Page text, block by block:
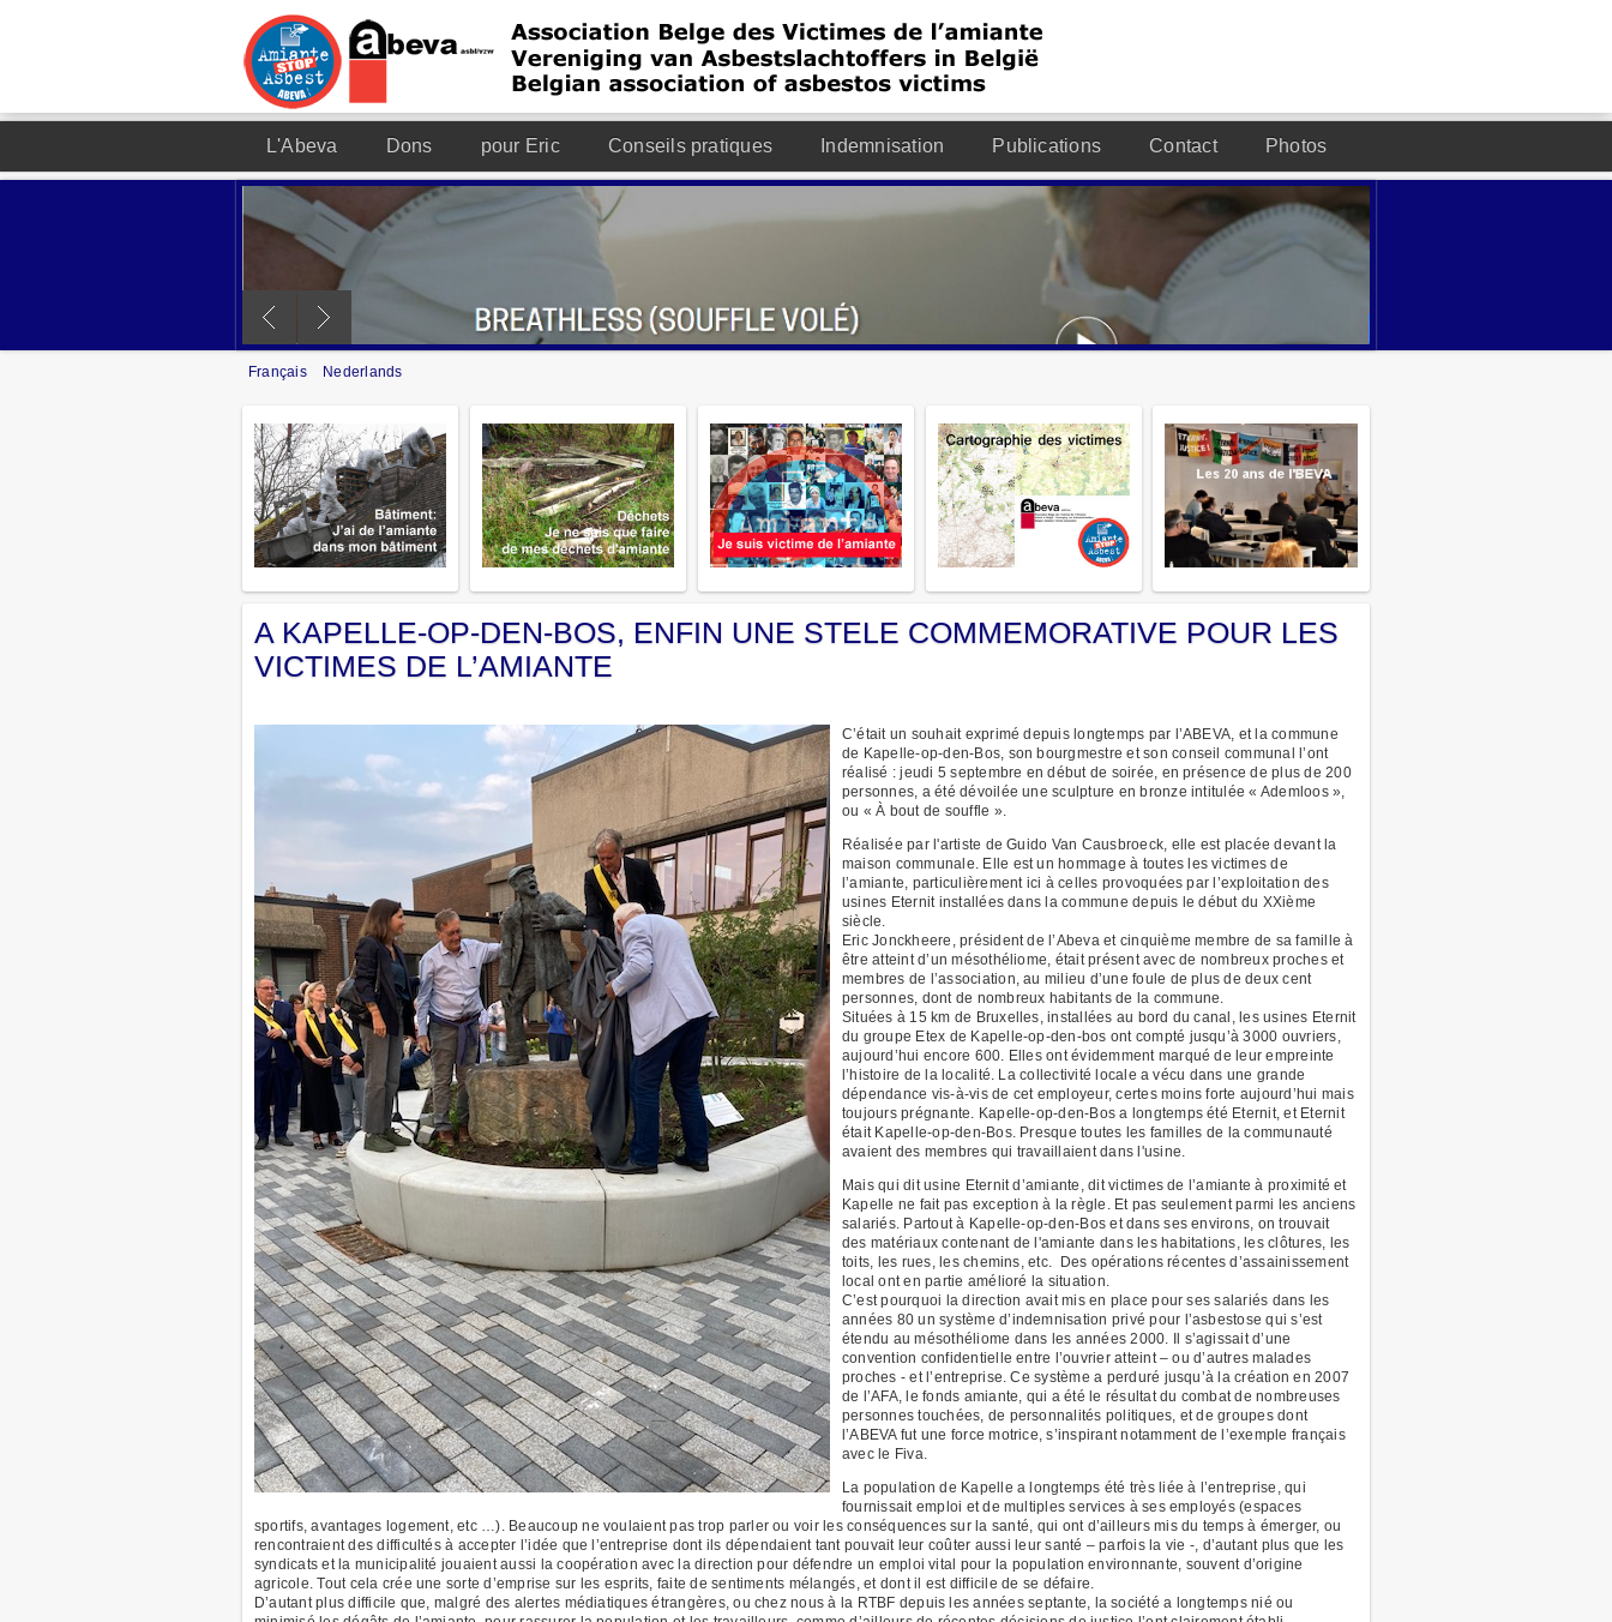
L'Abeva Dons pour Eric Conseils pratiques Indemnisation Publications Contact Photos
Français Nederlands
A KAPELLE-OP-DEN-BOS, ENFIN UNE STELE COMMEMORATIVE POUR LES
VICTIMES DE L’AMIANTE
C’était un souhait exprimé depuis longtemps par l’ABEVA, et la commune
de Kapelle-op-den-Bos, son bourgmestre et son conseil communal l’ont
réalisé : jeudi 5 septembre en début de soirée, en présence de plus de 200
personnes, a été dévoilée une sculpture en bronze intitulée « Ademloos »,
ou « À bout de souffle ».
Réalisée par l'artiste de Guido Van Causbroeck, elle est placée devant la
maison communale. Elle est un hommage à toutes les victimes de
l’amiante, particulièrement ici à celles provoquées par l’exploitation des
usines Eternit installées dans la commune depuis le début du XXième
siècle.
Eric Jonckheere, président de l’Abeva et cinquième membre de sa famille à
être atteint d’un mésothéliome, était présent avec de nombreux proches et
membres de l’association, au milieu d’une foule de plus de deux cent
personnes, dont de nombreux habitants de la commune.
Situées à 15 km de Bruxelles, installées au bord du canal, les usines Eternit
du groupe Etex de Kapelle-op-den-bos ont compté jusqu’à 3000 ouvriers,
aujourd’hui encore 600. Elles ont évidemment marqué de leur empreinte
l’histoire de la localité. La collectivité locale a vécu dans une grande
dépendance vis-à-vis de cet employeur, certes moins forte aujourd’hui mais
toujours prégnante. Kapelle-op-den-Bos a longtemps été Eternit, et Eternit
était Kapelle-op-den-Bos. Presque toutes les familles de la communauté
avaient des membres qui travaillaient dans l'usine.
Mais qui dit usine Eternit d’amiante, dit victimes de l’amiante à proximité et
Kapelle ne fait pas exception à la règle. Et pas seulement parmi les anciens
salariés. Partout à Kapelle-op-den-Bos et dans ses environs, on trouvait
des matériaux contenant de l'amiante dans les habitations, les clôtures, les
toits, les rues, les chemins, etc. Des opérations récentes d’assainissement
local ont en partie amélioré la situation.
C’est pourquoi la direction avait mis en place pour ses salariés dans les
années 80 un système d’indemnisation privé pour l’asbestose qui s’est
étendu au mésothéliome dans les années 2000. Il s’agissait d’une
convention confidentielle entre l’ouvrier atteint – ou d’autres malades
proches - et l’entreprise. Ce système a perduré jusqu’à la création en 2007
de l’AFA, le fonds amiante, qui a été le résultat du combat de nombreuses
personnes touchées, de personnalités politiques, et de groupes dont
l’ABEVA fut une force motrice, s’inspirant notamment de l’exemple français
avec le Fiva.
La population de Kapelle a longtemps été très liée à l’entreprise, qui
fournissait emploi et de multiples services à ses employés (espaces
sportifs, avantages logement, etc …). Beaucoup ne voulaient pas trop parler ou voir les conséquences sur la santé, qui ont d’ailleurs mis du temps à émerger, ou
rencontraient des difficultés à accepter l’idée que l’entreprise dont ils dépendaient tant pouvait leur coûter aussi leur santé – parfois la vie -, d’autant plus que les
syndicats et la municipalité jouaient aussi la coopération avec la direction pour défendre un emploi vital pour la population environnante, souvent d’origine
agricole. Tout cela crée une sorte d’emprise sur les esprits, faite de sentiments mélangés, et dont il est difficile de se défaire.
D’autant plus difficile que, malgré des alertes médiatiques étrangères, ou chez nous à la RTBF depuis les années septante, la société a longtemps nié ou